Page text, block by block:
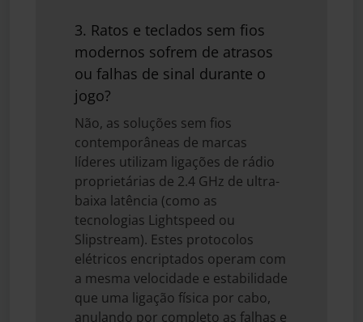
3. Ratos e teclados sem fios
modernos sofrem de atrasos
ou falhas de sinal durante o
jogo?
Não, as soluções sem fios
contemporâneas de marcas
líderes utilizam ligações de rádio
proprietárias de 2.4 GHz de ultra-
baixa latência (como as
tecnologias Lightspeed ou
Slipstream). Estes protocolos
elétricos encriptados operam com
a mesma velocidade e estabilidade
que uma ligação física por cabo,
anulando por completo as falhas e